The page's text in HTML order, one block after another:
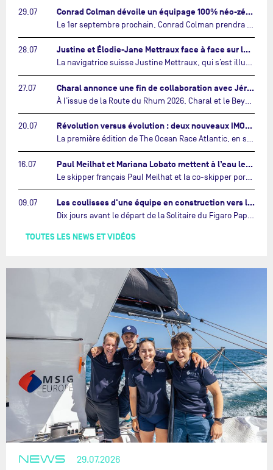
29.07 Conrad Colman dévoile un équipage 100% néo-zélandais tourné vers l'avenir…
28.07 Justine et Élodie-Jane Mettraux face à face sur la transatlantique The Ocean Race Atlantic…
La navigatrice suisse Justine Mettraux, qui s’est illustrée comme la femme la plus rapide du Vendée Globe et qui fait actuellement construire un nouvel IMOCA pour l'édition 2028, sera cette année au départ de la première édition de The Ocean Race Atlantic.…
27.07 Charal annonce une fin de collaboration avec Jérémie Beyou et le Beyou Racing après la Route du Rhum…
À l’issue de la Route du Rhum 2026, Charal et le Beyou Racing mettront fin à leur collaboration. Il a été décidé de manière concertée, après dix ans d’une collaboration riche et performante, d’ouvrir une nouvelle ère pour le projet du Charal Sailing Team.…
20.07 Révolution versus évolution : deux nouveaux IMOCA très différents se préparent pour The Ocean Race Atlantic…
La première édition de The Ocean Race Atlantic, en septembre prochain, verra s'affronter pour la première fois deux exemples des toutes dernières tendances en matière de conception d’IMOCA.…
16.07 Paul Meilhat et Mariana Lobato mettent à l’eau leur bateau et lancent leur nouvelle campagne « United by the Ocean »…
Le skipper français Paul Meilhat et la co-skipper portugaise Mariana Lobato mettent à l’eau aujourd’hui à Lorient leur IMOCA à bord duquel ils participeront à The Ocean Race Atlantic (septembre 2026) puis à The Ocean Race, le tour du monde en équipage (janvier 2027).…
09.07 Les coulisses d'une équipe en construction vers le Vendée Globe…
TOUTES LES NEWS ET VIDÉOS
NEWS 29.07.2026